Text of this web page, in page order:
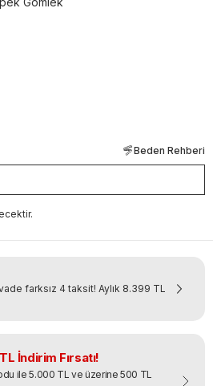
Beden Rehberi
farksız 4 taksit! Aylık 8.399 TL
İndirim Fırsatı!
ile 5.000 TL ve üzerine 500 TL